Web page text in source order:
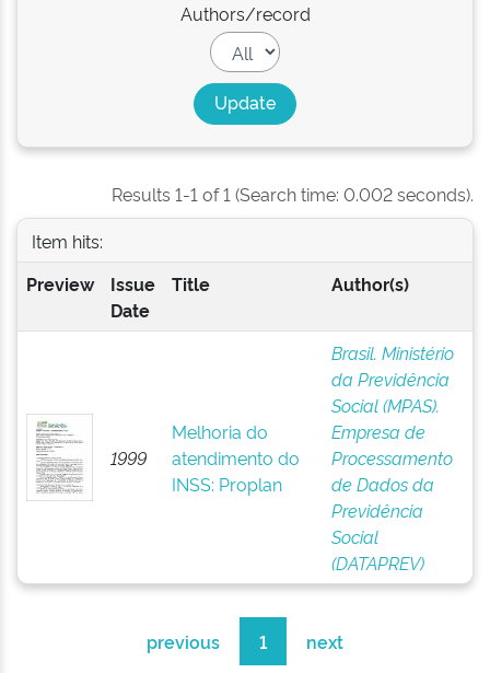
Authors/record
Results 1-1 of 1 (Search time: 0.002 seconds).
Item hits:
Preview
Issue
Date
Title Author(s)
1999
Melhoria do
atendimento do
INSS: Proplan
Brasil. Ministério
da Previdência
Social (MPAS).
Empresa de
Processamento
de Dados da
Previdência
Social
(DATAPREV)
previous 1 next